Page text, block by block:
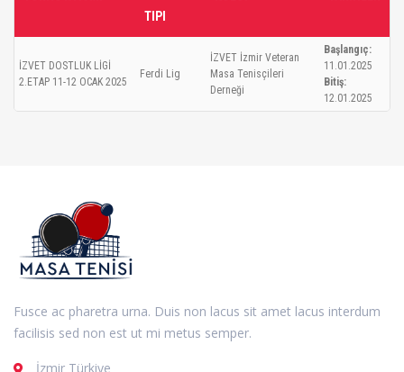
TIPI
İZVET DOSTLUK LİGİ
2.ETAP 11-12 OCAK 2025
Ferdi Lig
İZVET İzmir Veteran
Masa Tenisçileri
Derneği
Başlangıç:
11.01.2025
Bitiş:
12.01.2025
Fusce ac pharetra urna. Duis non lacus sit amet lacus interdum
facilisis sed non est ut mi metus semper.
İzmir Türkiye